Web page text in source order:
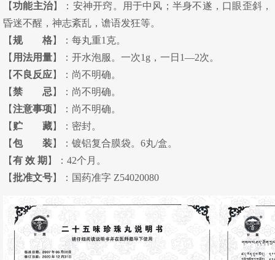
【功能主治】：安神开窍。用于中风；半身不遂，口眼歪斜，
昏迷不醒，神志紊乱，谵语发狂等。
【规 格】：每丸重1克。
【 用法用量】：开水泡服。一次1g，一日1—2次。
【不良反应】：尚不明确。
【禁 忌 】：尚不明确。
【注意事项】：尚不明确。
【 贮 藏】：密封。
【包 装】：镀铝复合膜袋。6丸/盒。
【有 效 期 】：42个月。
【批准文号】：国药准字 Z54020080